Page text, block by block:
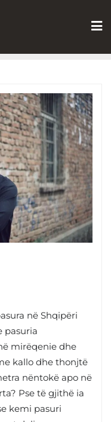
në Shqipëri
pasuria
mirëqenie dhe
kallo dhe thonjtë
nëntokë apo në
Pse të gjithë ia
kemi pasuri